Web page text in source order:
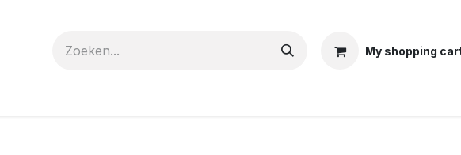
My shopping